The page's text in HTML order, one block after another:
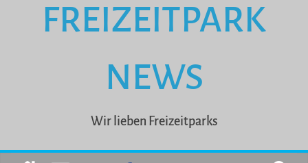
FREIZEITPARK
NEWS
Wir lieben Freizeitparks